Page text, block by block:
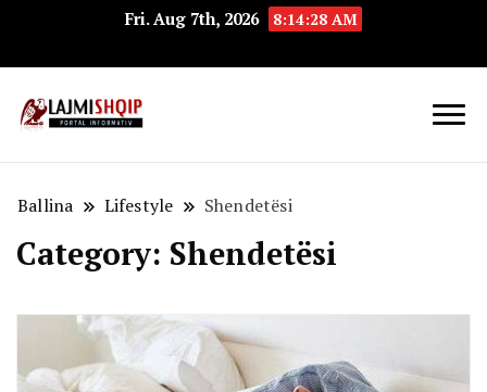
Fri. Aug 7th, 2026 8:14:29 AM
Ballina Lifestyle Shendetësi
Category: Shendetësi